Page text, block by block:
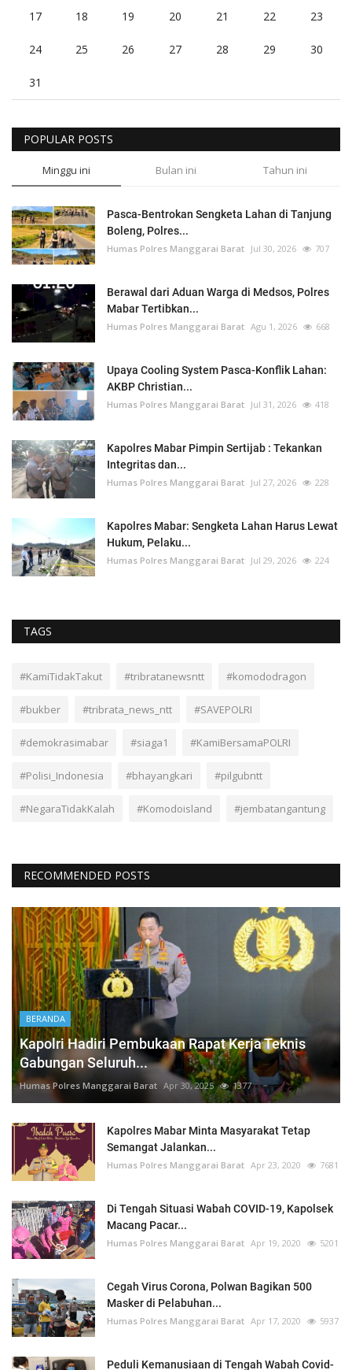
17 18 19 20 21 22 23
24 25 26 27 28 29 30
31
POPULAR POSTS
Minggu ini Bulan ini Tahun ini
Pasca-Bentrokan Sengketa Lahan di Tanjung
Boleng, Polres...
Humas Polres Manggarai Barat Jul 30, 2026 707
Berawal dari Aduan Warga di Medsos, Polres
Mabar Tertibkan...
Humas Polres Manggarai Barat Agu 1, 2026 668
Upaya Cooling System Pasca-Konflik Lahan:
AKBP Christian...
Humas Polres Manggarai Barat Jul 31, 2026 418
Kapolres Mabar Pimpin Sertijab : Tekankan
Integritas dan...
Humas Polres Manggarai Barat Jul 27, 2026 228
Kapolres Mabar: Sengketa Lahan Harus Lewat
Hukum, Pelaku...
Humas Polres Manggarai Barat Jul 29, 2026 224
TAGS
#KamiTidakTakut #tribratanewsntt #komododragon
#bukber #tribrata_news_ntt #SAVEPOLRI
#demokrasimabar #siaga1 #KamiBersamaPOLRI
#Polisi_Indonesia #bhayangkari #pilgubntt
#NegaraTidakKalah #Komodoisland #jembatangantung
RECOMMENDED POSTS
BERANDA
Kapolri Hadiri Pembukaan Rapat Kerja Teknis
Gabungan Seluruh...
Humas Polres Manggarai Barat Apr 30, 2025 1377
Kapolres Mabar Minta Masyarakat Tetap
Semangat Jalankan...
Humas Polres Manggarai Barat Apr 23, 2020 7681
Di Tengah Situasi Wabah COVID-19, Kapolsek
Macang Pacar...
Humas Polres Manggarai Barat Apr 19, 2020 5201
Cegah Virus Corona, Polwan Bagikan 500
Masker di Pelabuhan...
Humas Polres Manggarai Barat Apr 17, 2020 5937
Peduli Kemanusiaan di Tengah Wabah Covid-